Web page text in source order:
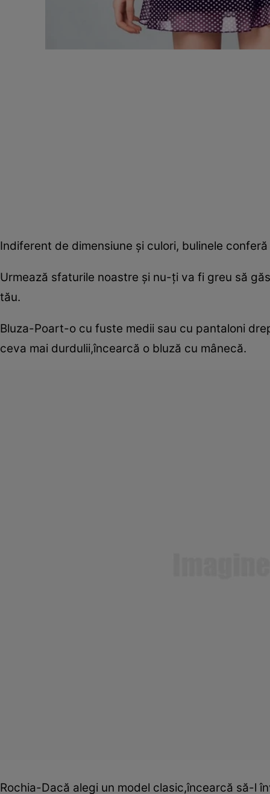
Indiferent de dimensiune şi culori, bulinele
Urmează sfaturile noastre şi nu-ţi va fi greu să
tău.
Bluza-Poart-o cu fuste medii sau cu pantaloni
ceva mai durdulii,încearcă o bluză cu mânecă.
Rochia-Dacă alegi un model clasic,încearcă să-l